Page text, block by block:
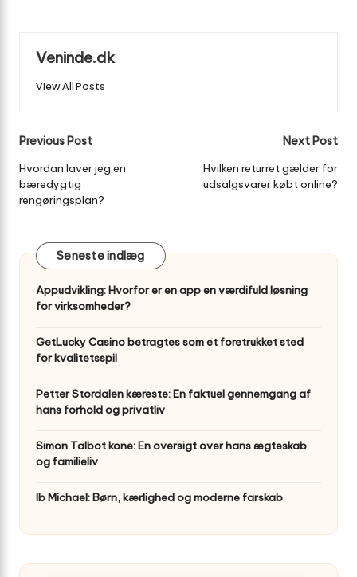
Veninde.dk
View All Posts
Post
navigation
Previous Post
Hvordan laver jeg en
bæredygtig
rengøringsplan?
Next Post
Hvilken returret gælder for
udsalgsvarer købt online?
Seneste indlæg
Appudvikling: Hvorfor er en app en værdifuld løsning
for virksomheder?
GetLucky Casino betragtes som et foretrukket sted
for kvalitetsspil
Petter Stordalen kæreste: En faktuel gennemgang af
hans forhold og privatliv
Simon Talbot kone: En oversigt over hans ægteskab
og familieliv
Ib Michael: Børn, kærlighed og moderne farskab